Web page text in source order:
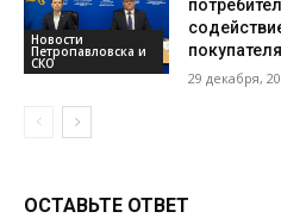
Новости
Петропавловска и
СКО
29 декабря,
ОСТАВЬТЕ ОТВЕТ